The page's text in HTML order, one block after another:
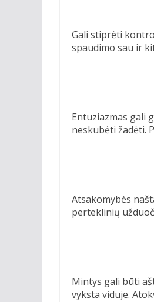
Gali stiprėti
spaudimo sau ir
Entuziazmas gali
neskubėti žadėti.
Atsakomybės
perteklinių
Mintys gali būti
vyksta viduje.